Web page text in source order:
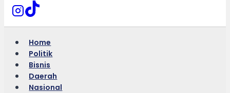
Home
Politik
Bisnis
Daerah
Nasional